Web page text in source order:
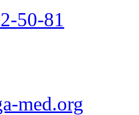
50-81
med.org